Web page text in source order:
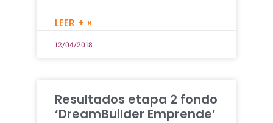
LEER + »
12/04/2018
Resultados etapa 2 fondo
‘DreamBuilder Emprende’